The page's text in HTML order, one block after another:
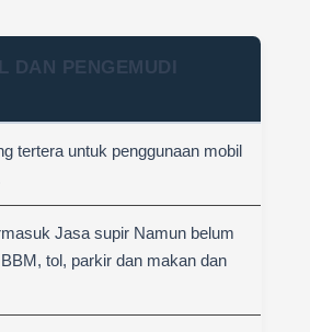
DAN PENGEMUDI
tertera untuk penggunaan mobil
Jasa supir Namun belum
tol, parkir dan makan dan